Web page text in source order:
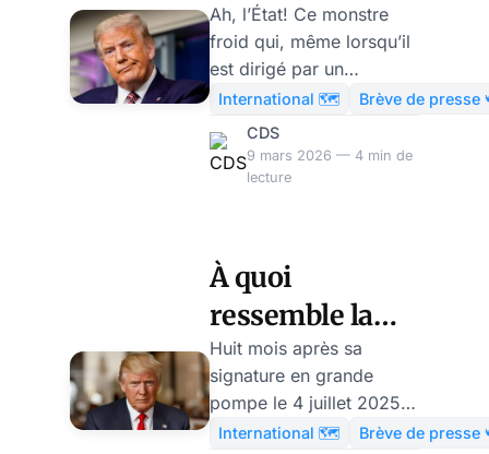
quand Trump
commence à
yoyoter de la
touffe sur l'Iran
Ah, l’État! Ce monstre
froid qui, même lorsqu’il
est dirigé par un
octogénaire en roue
libre, parvient encore à
nous vendre ses pulsions
meurtrières sous le label
printemps 2026, où
l’Opération Epic Fury
transforme Téhéran en
brasier pendant que le
Commandant en chef
des États-Unis
redécouvre les joies de
International 🗺️
Brève de presse
CDS
9 mars 2026 — 4 min de
lecture
À quoi
ressemble la
dérégulation de
la santé sous
Trump ? par
Huit mois après sa
signature en grande
pompe le 4 juillet 2025,
la loi Public Law 119-21,
International 🗺️
Brève de presse